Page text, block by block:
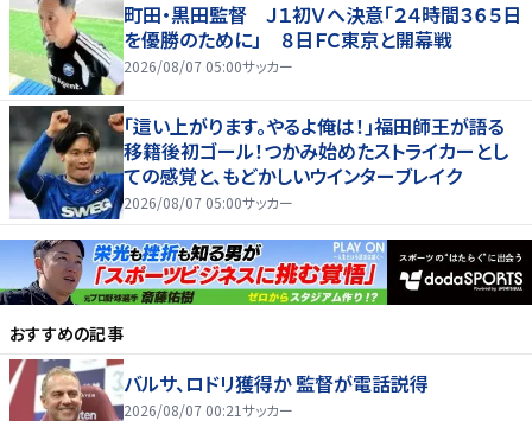
町田・黒田監督 Ｊ１初Ｖへ決意「２４時間３６５日
を優勝のために」 ８日ＦＣ東京と開幕戦
2026/08/07 05:00サッカー
｢這い上がります。やるよ俺は！｣福田師王が語る
移籍後初ゴール！つかみ始めたストライカーとし
ての感覚と、もどかしいウインターブレイク
2026/08/07 05:00サッカー
おすすめの記事
バルサ、ロドリ獲得か 監督が電話説得
2026/08/07 00:21サッカー